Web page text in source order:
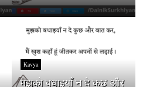
Kavya
मुझको बधाइयाँ न दे कुछ और